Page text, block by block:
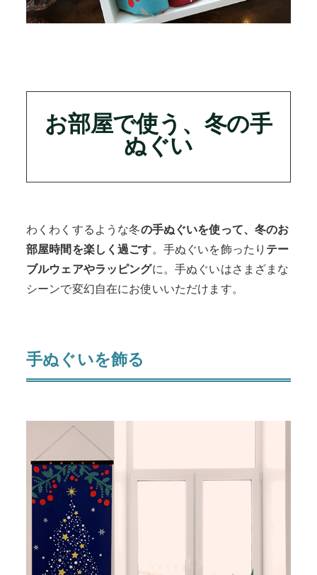
お部屋で使う、冬の手
ぬぐい
わくわくするような冬の手ぬぐいを使って、冬のお
部屋時間を楽しく過ごす。手ぬぐいを飾ったり テー
ブルウェアやラッピングに。手ぬぐいはさまざまな
シーンで変幻自在にお使いいただけます。
手ぬぐいを飾る